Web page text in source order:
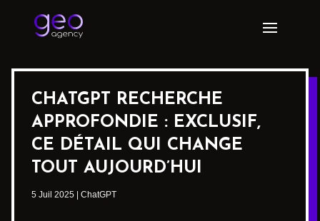
CHATGPT RECHERCHE
APPROFONDIE : EXCLUSIF,
CE DÉTAIL QUI CHANGE
TOUT AUJOURD’HUI
5 Juil 2025 ChatGPT